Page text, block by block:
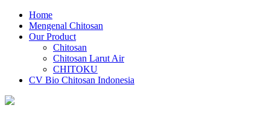
Home
Mengenal Chitosan
Our Product
Chitosan
Chitosan Larut Air
CHITOKU
CV Bio Chitosan Indonesia